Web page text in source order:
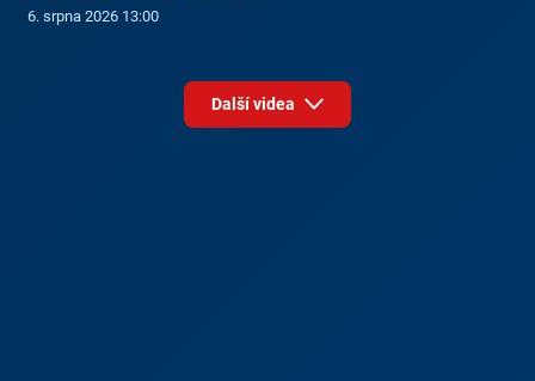
6. srpna 2026 13:00
Další videa